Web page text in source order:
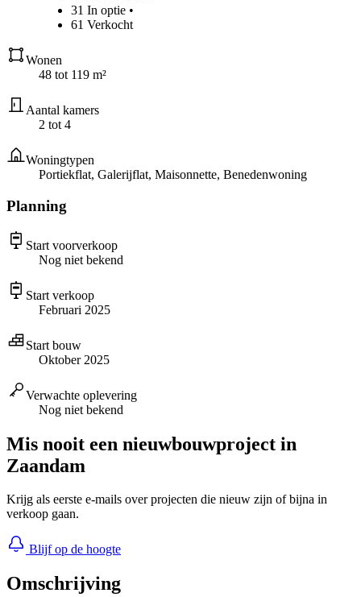
31 In optie •
61 Verkocht
Wonen
48 tot 119 m²
Aantal kamers
2 tot 4
Woningtypen
Portiekflat, Galerijflat, Maisonnette, Benedenwoning
Planning
Start voorverkoop
Nog niet bekend
Start verkoop
Februari 2025
Start bouw
Oktober 2025
Verwachte oplevering
Nog niet bekend
Mis nooit een nieuwbouwproject in
Zaandam
Krijg als eerste e-mails over projecten die nieuw zijn of bijna in
verkoop gaan.
Blijf op de hoogte
Omschrijving